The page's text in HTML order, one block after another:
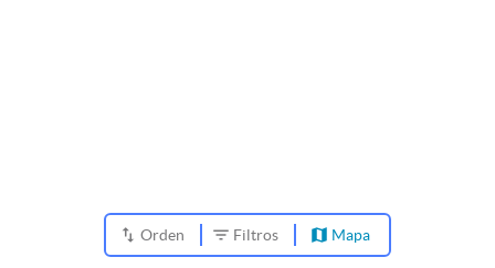
Orden Filtros Mapa